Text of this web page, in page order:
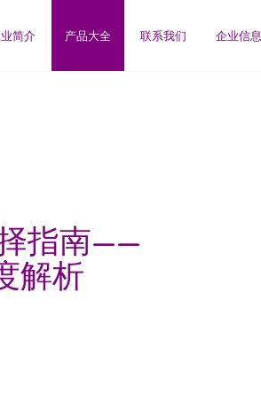
简介 产品大全 联系我们 企业信息
指南——
解析